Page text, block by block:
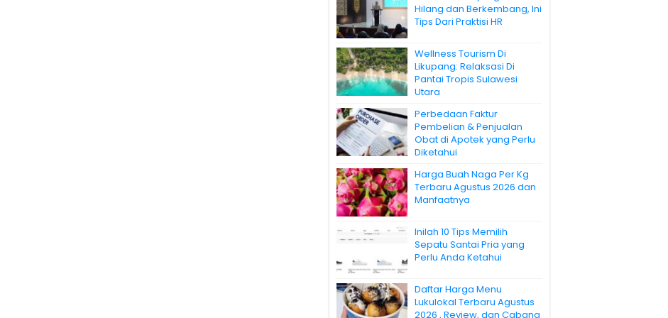
Hilang dan Berkembang, Ini
Tips Dari Praktisi HR
Wellness Tourism Di
Likupang: Relaksasi Di
Pantai Tropis Sulawesi
Utara
Perbedaan Faktur
Pembelian & Penjualan
Obat di Apotek yang Perlu
Diketahui
Harga Buah Naga Per Kg
Terbaru Agustus 2026 dan
Manfaatnya
Inilah 10 Tips Memilih
Sepatu Santai Pria yang
Perlu Anda Ketahui
Daftar Harga Menu
Lukulokal Terbaru Agustus
2026 , Review, dan Cabang